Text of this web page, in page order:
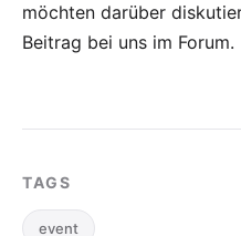
möchten darüber
Beitrag bei uns im Forum.
TAGS
event